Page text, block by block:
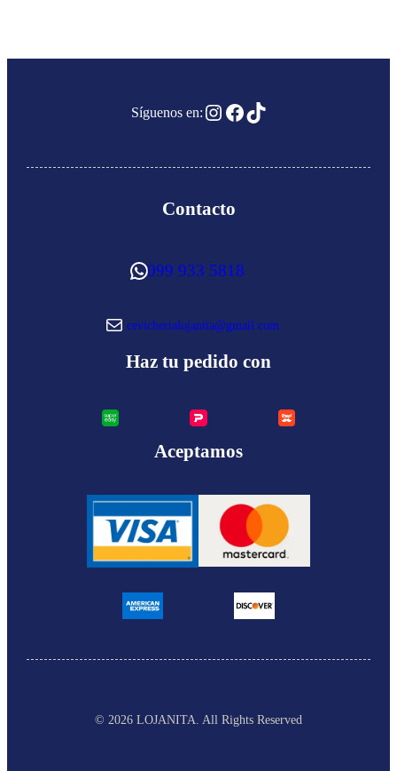
Síguenos en:Instagram
Facebook
TikTok
Contacto
WhatsApp 099 933 5818
Correo electrónico cevicherialojanita@gmail.com
Haz tu pedido con
Aceptamos
© 2026 LOJANITA . All Rights Reserved